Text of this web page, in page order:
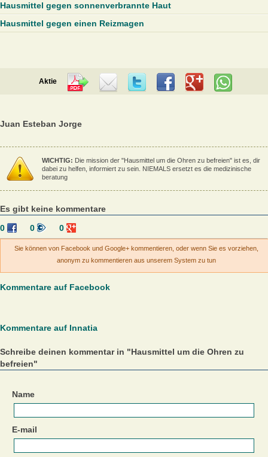
Hausmittel gegen sonnenverbrannte Haut
Hausmittel gegen einen Reizmagen
Aktie
Juan Esteban Jorge
WICHTIG: Die mission der "Hausmittel um die Ohren zu befreien" ist es, dir
dabei zu helfen, informiert zu sein. NIEMALS ersetzt es die medizinische
beratung
Es gibt keine kommentare
0
0 0
Sie können von Facebook und Google+ kommentieren, oder wenn Sie es vorziehen,
anonym zu kommentieren aus unserem System zu tun
Kommentare auf Facebook
Kommentare auf Innatia
Schreibe deinen kommentar in "Hausmittel um die Ohren zu
befreien"
Name
E-mail